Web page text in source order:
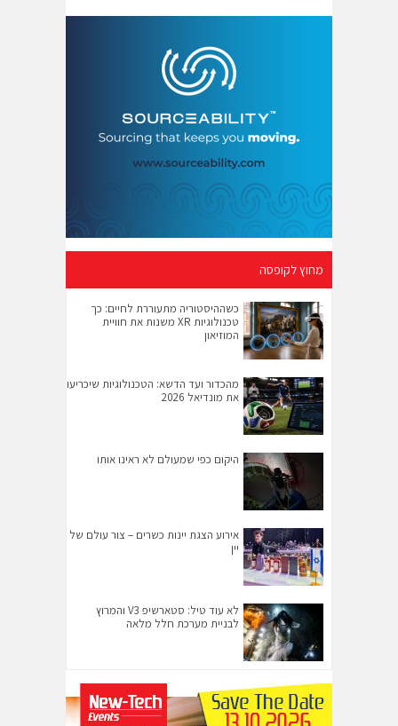
מחוץ לקופסה
כשההיסטוריה מתעוררת לחיים: כך
טכנולוגיות XR משנות את חוויית
המוזיאון
מהכדור ועד הדשא: הטכנולוגיות שיכריעו
את מונדיאל 2026
היקום כפי שמעולם לא ראינו אותו
אירוע הצגת יינות כשרים – צור עולם של
יין
לא עוד טיל: סטארשיפ V3 והמרוץ
לבניית מערכת חלל מלאה